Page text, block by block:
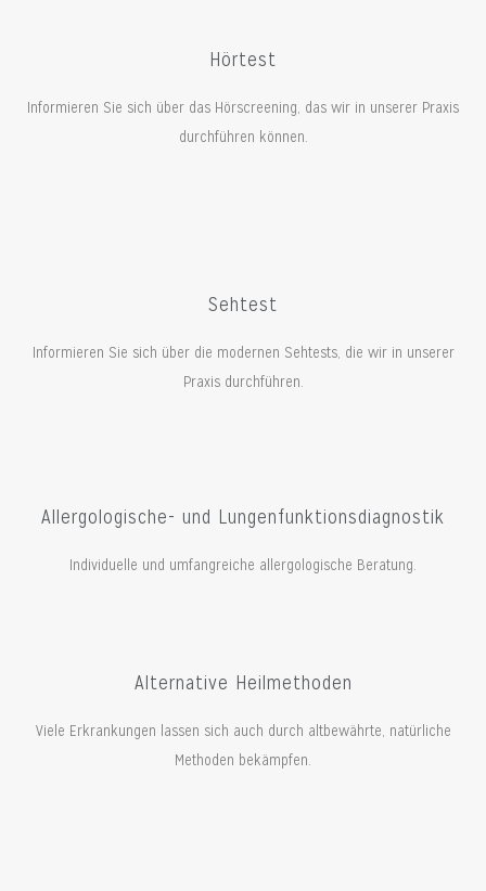
Hörtest
Informieren Sie sich über das Hörscreening, das wir in unserer Praxis
durchführen können.
Sehtest
Informieren Sie sich über die modernen Sehtests, die wir in unserer
Praxis durchführen.
Allergologische- und Lungenfunktionsdiagnostik
Individuelle und umfangreiche allergologische Beratung.
Alternative Heilmethoden
Viele Erkrankungen lassen sich auch durch altbewährte, natürliche
Methoden bekämpfen.